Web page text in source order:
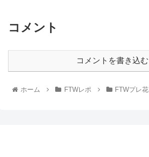
コメント
コメントを書き込む
ホーム FTWレポ FTWプレ花